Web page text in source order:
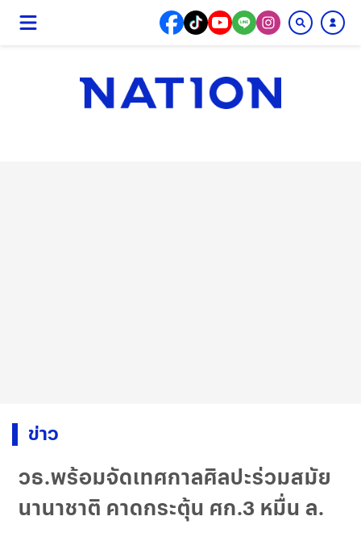
ข่าว
วธ.พร้อมจัดเทศกาลศิลปะร่วมสมัย
นานาชาติ คาดกระตุ้น ศก.3 หมื่น ล.